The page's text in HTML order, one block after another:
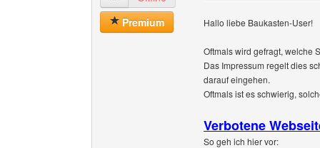
Premium
Hallo liebe Baukasten-User!
Oftmals wird gefragt, welche
Das Impressum regelt dies
darauf eingehen.
Oftmals ist es schwierig,
Verbotene
So geh ich hier vor: